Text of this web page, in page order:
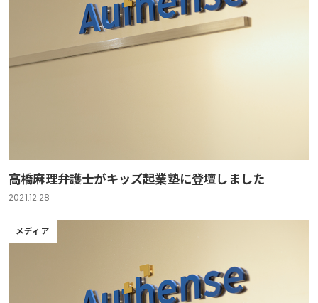
高橋麻理弁護士がキッズ起業塾に登壇しました
2021.12.28
メディア